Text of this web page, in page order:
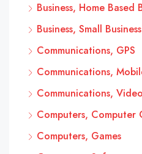
Business, Home Based
Business, Small Business
Communications, GPS
Communications,
Communications,
Computers, Computer
Computers, Games